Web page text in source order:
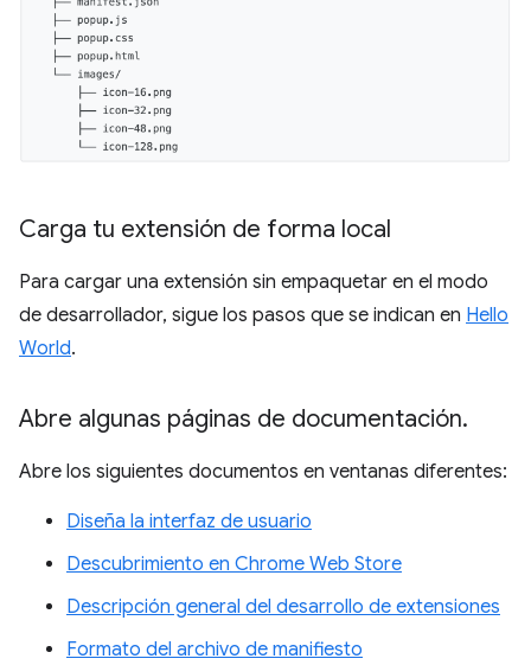
Carga tu extensión de forma local
Para cargar una extensión sin empaquetar en el modo
de desarrollador, sigue los pasos que se indican en Hello
World.
Abre algunas páginas de documentación.
Abre los siguientes documentos en ventanas diferentes:
Diseña la interfaz de usuario
Descubrimiento en Chrome Web Store
Descripción general del desarrollo de extensiones
Formato del archivo de manifiesto